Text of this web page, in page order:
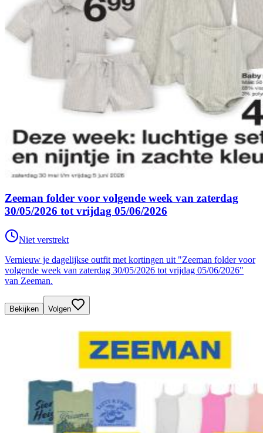
Zeeman folder voor volgende week van zaterdag
30/05/2026 tot vrijdag 05/06/2026
Niet verstrekt
Vernieuw je dagelijkse outfit met kortingen uit "Zeeman folder voor
volgende week van zaterdag 30/05/2026 tot vrijdag 05/06/2026"
van Zeeman.
Bekijken Volgen